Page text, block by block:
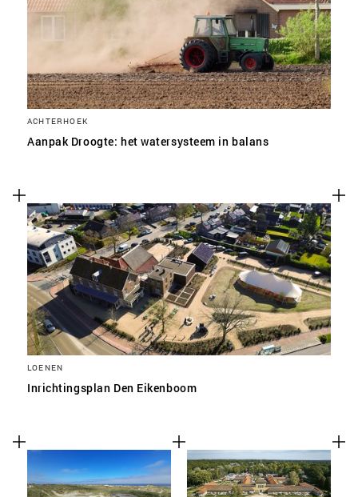
ACHTERHOEK
Aanpak Droogte: het watersysteem in balans
LOENEN
Inrichtingsplan Den Eikenboom